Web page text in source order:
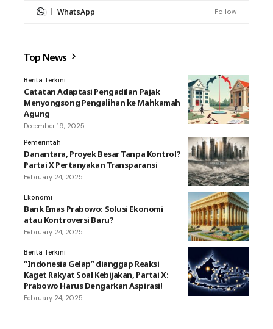
WhatsApp Follow
Top News
Berita Terkini
Catatan Adaptasi Pengadilan Pajak
Menyongsong Pengalihan ke Mahkamah
Agung
December 19, 2025
Pemerintah
Danantara, Proyek Besar Tanpa Kontrol?
Partai X Pertanyakan Transparansi
February 24, 2025
Ekonomi
Bank Emas Prabowo: Solusi Ekonomi
atau Kontroversi Baru?
February 24, 2025
Berita Terkini
“Indonesia Gelap” dianggap Reaksi
Kaget Rakyat Soal Kebijakan, Partai X:
Prabowo Harus Dengarkan Aspirasi!
February 24, 2025